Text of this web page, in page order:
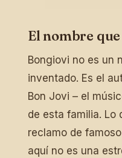
El nombre
Bongiovi no es un
inventado. Es el
Bon Jovi – el
de esta familia. Lo
reclamo de
aquí no es una